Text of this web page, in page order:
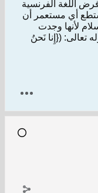
اللغة الفرنسية
أي مستعمر أن
لأنها وجدت
تعالى: ({إِنا نَحنُ